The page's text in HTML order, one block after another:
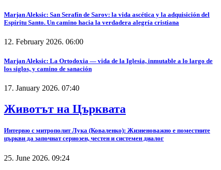
Marjan Aleksic: San Serafín de Sarov: la vida ascética y la adquisición del
Espíritu Santo. Un camino hacia la verdadera alegría cristiana
12. February 2026. 06:00
Marjan Aleksic: La Ortodoxia — vida de la Iglesia, inmutable a lo largo de
los siglos, y camino de sanación
17. January 2026. 07:40
Животът на Църквата
Интервю с митрополит Лука (Коваленко): Жизненоважно е поместните
църкви да започнат сериозен, честен и системен диалог
25. June 2026. 09:24